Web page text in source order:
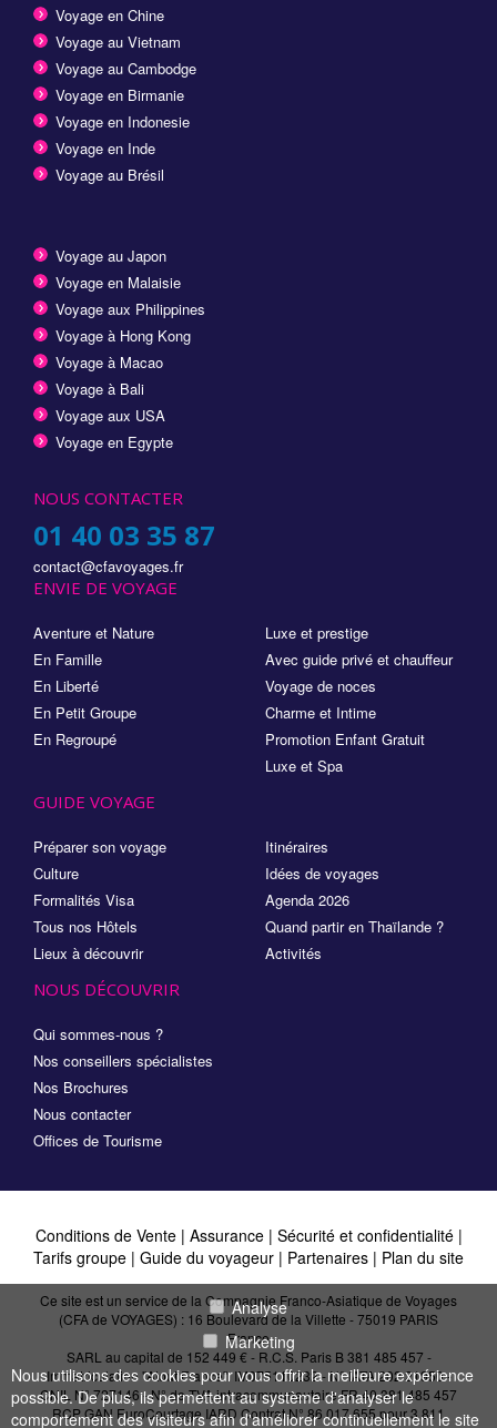
Voyage en Chine
Voyage au Vietnam
Voyage au Cambodge
Voyage en Birmanie
Voyage en Indonesie
Voyage en Inde
Voyage au Brésil
Voyage au Japon
Voyage en Malaisie
Voyage aux Philippines
Voyage à Hong Kong
Voyage à Macao
Voyage à Bali
Voyage aux USA
Voyage en Egypte
NOUS CONTACTER
01 40 03 35 87
contact@cfavoyages.fr
ENVIE DE VOYAGE
Aventure et Nature
En Famille
En Liberté
En Petit Groupe
En Regroupé
Luxe et prestige
Avec guide privé et chauffeur
Voyage de noces
Charme et Intime
Promotion Enfant Gratuit
Luxe et Spa
GUIDE VOYAGE
Préparer son voyage
Culture
Formalités Visa
Tous nos Hôtels
Lieux à découvrir
Itinéraires
Idées de voyages
Agenda 2026
Quand partir en Thaïlande ?
Activités
NOUS DÉCOUVRIR
Qui sommes-nous ?
Nos conseillers spécialistes
Nos Brochures
Nous contacter
Offices de Tourisme
Conditions de Vente| Assurance | Sécurité et confidentialité|
Tarifs groupe | Guide du voyageur | Partenaires | Plan du site
Ce site est un service de la Compagnie Franco-Asiatique de Voyages
(CFA de VOYAGES) : 16 Boulevard de la Villette - 75019 PARIS
France
SARL au capital de 152 449 € - R.C.S. Paris B 381 485 457 -
Immatriculation "Atout France": IM075110232 - N° IATA 202 21950 -
CNIL N° 727146 - N° de TVA intracommunautaire FR 40 381 485 457
RCP GAN EuroCourtage IARD Contrat N° 86.017.655 pour 3 811
Analyse
Marketing
Nous utilisons des cookies pour vous offrir la meilleure expérience
possible. De plus, ils permettent au système d'analyser le
comportement des visiteurs afin d'améliorer continuellement le site